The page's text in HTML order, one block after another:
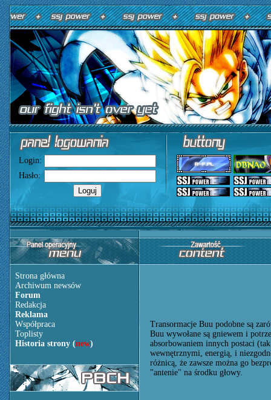
Login:
Hasło:
Strona główna
Archiwum newsów
Forum
Redakcja
Reklama
Współpraca
Toplisty
Historia strony (new)
Transormacje Buu podobne są
Buu wywołane są gniewem i
absorbowaniem innych postaci
wewnętrznymi, energią, i
różnicą, że zawsze można go
"antenie" na środku głowy.